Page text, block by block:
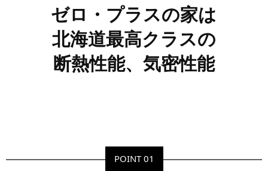
ゼロ・プラスの家は
北海道最高クラスの
断熱性能、気密性能
POINT 01